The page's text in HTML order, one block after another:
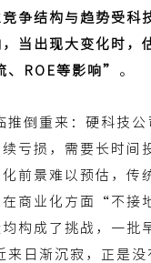
争结构与趋势受科
当出现大变化时，
、ROE等影响” 。
推倒重来：硬科技公
亏损，需要长时间
前景难以预估，传
在商业化方面“不
构成了挑战，一批
来日渐沉寂，正是没